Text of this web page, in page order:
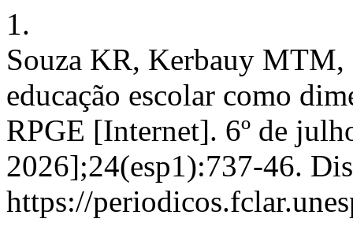
1.
Souza KR, Kerbauy
educação escolar como
RPGE [Internet]. 6º de
2026];24(esp1):737-46.
https://